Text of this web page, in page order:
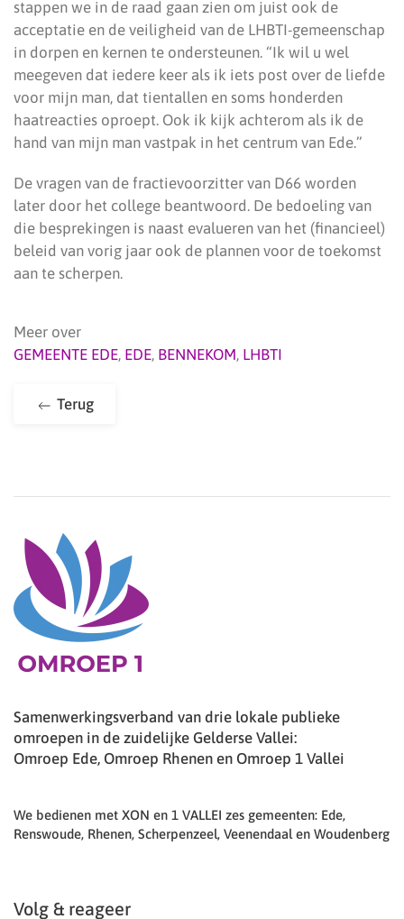
stappen we in de raad gaan zien om juist ook de
acceptatie en de veiligheid van de LHBTI-gemeenschap
in dorpen en kernen te ondersteunen. “Ik wil u wel
meegeven dat iedere keer als ik iets post over de liefde
voor mijn man, dat tientallen en soms honderden
haatreacties oproept. Ook ik kijk achterom als ik de
hand van mijn man vastpak in het centrum van Ede.”
De vragen van de fractievoorzitter van D66 worden
later door het college beantwoord. De bedoeling van
die besprekingen is naast evalueren van het (financieel)
beleid van vorig jaar ook de plannen voor de toekomst
aan te scherpen.
Meer over
GEMEENTE EDE, EDE, BENNEKOM, LHBTI
Terug
Samenwerkingsverband van drie lokale publieke
omroepen in de zuidelijke Gelderse Vallei:
Omroep Ede, Omroep Rhenen en Omroep 1 Vallei
We bedienen met XON en 1 VALLEI zes gemeenten: Ede,
Renswoude, Rhenen, Scherpenzeel, Veenendaal en Woudenberg
Volg & reageer